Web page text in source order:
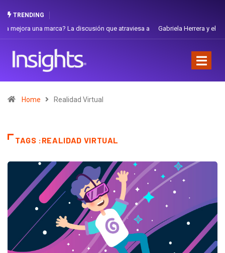
TRENDING
Gabriela Herrera y el arte de cambiarse el sombrero en Corporación
Home Realidad Virtual
TAGS :REALIDAD VIRTUAL